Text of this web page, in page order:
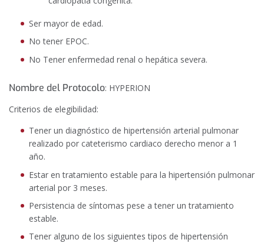
Ser mayor de edad.
No tener EPOC.
No Tener enfermedad renal o hepática severa.
Nombre del Protocolo: HYPERION
Criterios de elegibilidad:
Tener un diagnóstico de hipertensión arterial pulmonar
realizado por cateterismo cardiaco derecho menor a 1
año.
Estar en tratamiento estable para la hipertensión pulmonar
arterial por 3 meses.
Persistencia de síntomas pese a tener un tratamiento
estable.
Tener alguno de los siguientes tipos de hipertensión